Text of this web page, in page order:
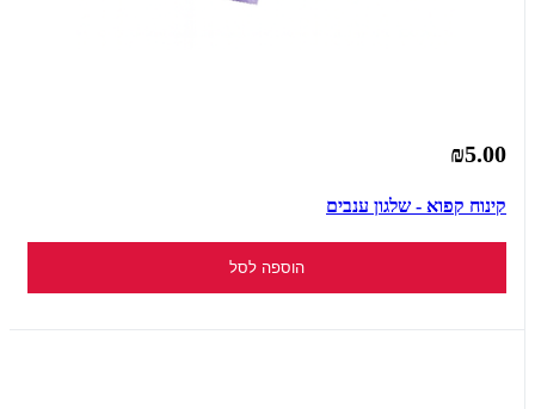
₪5.00
קינוח קפוא - שלגון ענבים
הוספה לסל